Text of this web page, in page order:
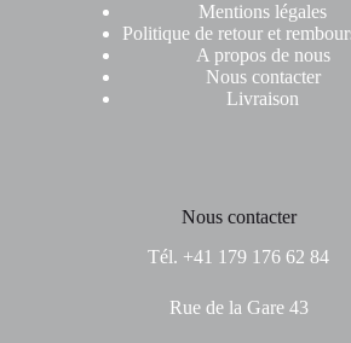
Mentions légales
Politique de retour et
A propos de nous
Nous contacter
Livraison
Nous contacter
Tél. +41 179 176 62 84
Rue de la Gare 43